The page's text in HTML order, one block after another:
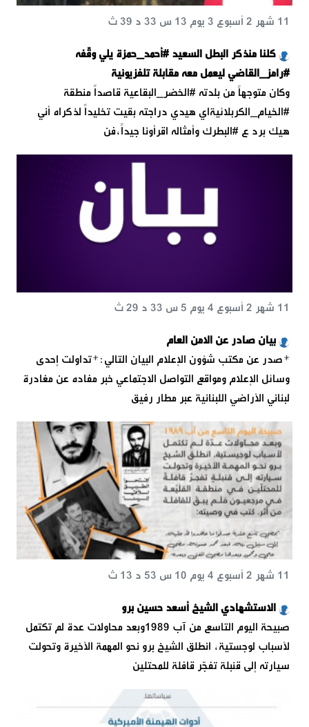
كلنا منذكر البطل السعيد #أحمد_حمزة يلي وقّفه
#رامز_القاضي ليعمل معه مقابلة تلفزيونية
11 شهر 2 أسبوع 3 يوم 13 س 33 د 39 ث
وكان متوجهاً من بلدته #الخضر_البقاعية قاصداً منطقة
#الخيام_الكربلائيةاي هيدي دراجته بقيت تخليداً لذكراه أني
هيك برد ع #البطرك وأمثاله اقرأونا جيداً،فن
بيان صادر عن الامن العام
11 شهر 2 أسبوع 4 يوم 5 س 33 د 29 ث
*صدر عن مكتب شؤون الإعلام البيان التالي:*تداولت إحدى
وسائل الإعلام ومواقع التواصل الاجتماعي خبر مفاده عن مغادرة
لبناني الأراضي اللبنانية عبر مطار رفيق
الاستشهادي الشيخ أسعد حسين برو
11 شهر 2 أسبوع 4 يوم 10 س 53 د 13 ث
صبيحة اليوم التاسع من آب 1989وبعد محاولات عدة لم تكتمل
لأسباب لوجستية، انطلق الشيخ برو نحو المهمة الأخيرة وتحولت
سيارته إلى قنبلة تفجّر قافلة للمحتلين